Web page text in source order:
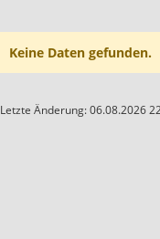
Keine Daten gefunden.
Letzte Änderung: 06.08.2026